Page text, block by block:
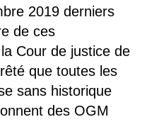
2019 derniers
de ces
Cour de justice de
que toutes les
sans historique
des OGM